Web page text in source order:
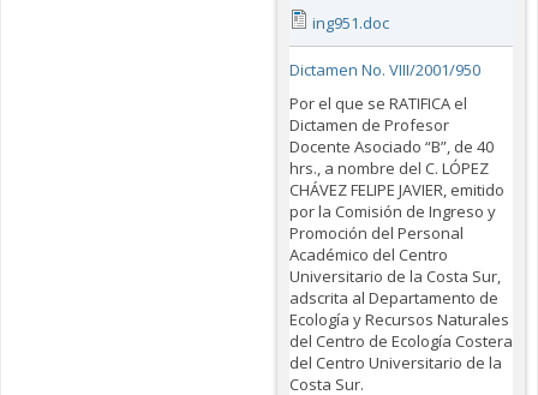
ing951.doc
Dictamen No. VIII/2001/950
Por el que se RATIFICA el
Dictamen de Profesor
Docente Asociado “B”, de 40
hrs., a nombre del C. LÓPEZ
CHÁVEZ FELIPE JAVIER, emitido
por la Comisión de Ingreso y
Promoción del Personal
Académico del Centro
Universitario de la Costa Sur,
adscrita al Departamento de
Ecología y Recursos Naturales
del Centro de Ecología Costera
del Centro Universitario de la
Costa Sur.